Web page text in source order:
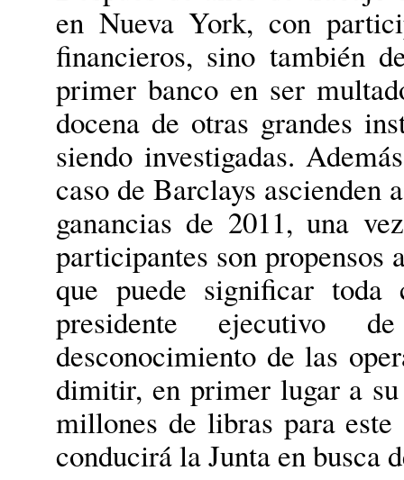
en Nueva York, con
financieros, sino también
primer banco en ser
docena de otras grandes
siendo investigadas.
caso de Barclays ascienden
ganancias de 2011, una
participantes son propensos
que puede significar toda
presidente ejecutivo
desconocimiento de las
dimitir, en primer lugar a
millones de libras para
conducirá la Junta en busca